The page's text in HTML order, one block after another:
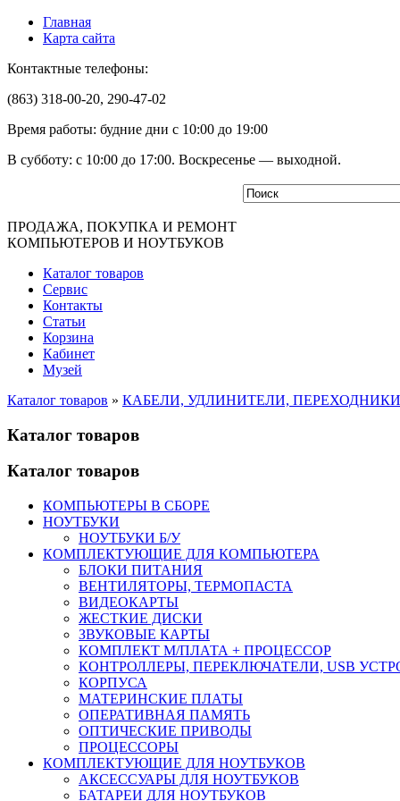
Главная
Карта сайта
Контактные телефоны:
(863) 318-00-20, 290-47-02
Время работы: будние дни с 10:00 до 19:00
В субботу: с 10:00 до 17:00. Воскресенье — выходной.
ПРОДАЖА, ПОКУПКА И РЕМОНТ
КОМПЬЮТЕРОВ И НОУТБУКОВ
Каталог товаров
Сервис
Контакты
Статьи
Корзина
Кабинет
Музей
Каталог товаров » КАБЕЛИ, УДЛИНИТЕЛИ, ПЕРЕХОДНИКИ
Каталог товаров
Каталог товаров
КОМПЬЮТЕРЫ В СБОРЕ
НОУТБУКИ
НОУТБУКИ Б/У
КОМПЛЕКТУЮЩИЕ ДЛЯ КОМПЬЮТЕРА
БЛОКИ ПИТАНИЯ
ВЕНТИЛЯТОРЫ, ТЕРМОПАСТА
ВИДЕОКАРТЫ
ЖЕСТКИЕ ДИСКИ
ЗВУКОВЫЕ КАРТЫ
КОМПЛЕКТ М/ПЛАТА + ПРОЦЕССОР
КОНТРОЛЛЕРЫ, ПЕРЕКЛЮЧАТЕЛИ, USB
КОРПУСА
МАТЕРИНСКИЕ ПЛАТЫ
ОПЕРАТИВНАЯ ПАМЯТЬ
ОПТИЧЕСКИЕ ПРИВОДЫ
ПРОЦЕССОРЫ
КОМПЛЕКТУЮЩИЕ ДЛЯ НОУТБУКОВ
АКСЕССУАРЫ ДЛЯ НОУТБУКОВ
БАТАРЕИ ДЛЯ НОУТБУКОВ